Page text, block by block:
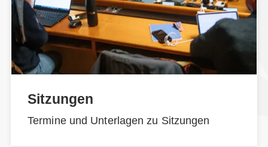
Sitzungen
Termine und Unterlagen zu Sitzungen